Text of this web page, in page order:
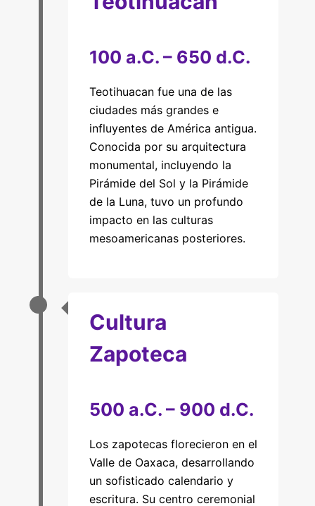
100 a.C. – 650 d.C.
Teotihuacan fue una de las
ciudades más grandes e
influyentes de América antigua.
Conocida por su arquitectura
monumental, incluyendo la
Pirámide del Sol y la Pirámide
de la Luna, tuvo un profundo
impacto en las culturas
mesoamericanas posteriores.
Cultura
Zapoteca
500 a.C. – 900 d.C.
Los zapotecas florecieron en el
Valle de Oaxaca, desarrollando
un sofisticado calendario y
escritura. Su centro ceremonial